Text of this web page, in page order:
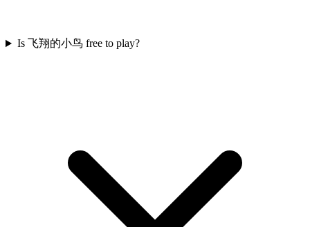
Is 飞翔的小鸟 free to play?